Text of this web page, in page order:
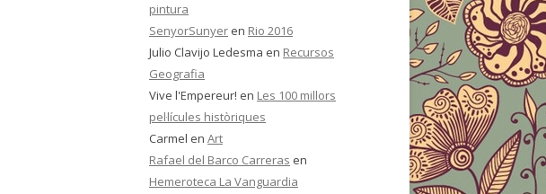
pintura
SenyorSunyer en Rio 2016
Julio Clavijo Ledesma en Recursos
Geografia
Vive l'Empereur! en Les 100 millors
pel·lícules històriques
Carmel en Art
Rafael del Barco Carreras en
Hemeroteca La Vanguardia